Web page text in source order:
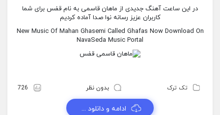
در این ساعت آهنگ جدیدی از ماهان قاسمی به نام قفس برای شما
کاربران عزیز رسانه نوا صدا آماده کردیم
New Music Of Mahan Ghasemi Called Ghafas Now Download On
NavaSeda Music Portal
تک ترک بدون نظر 726
ادامه و دانلود ...